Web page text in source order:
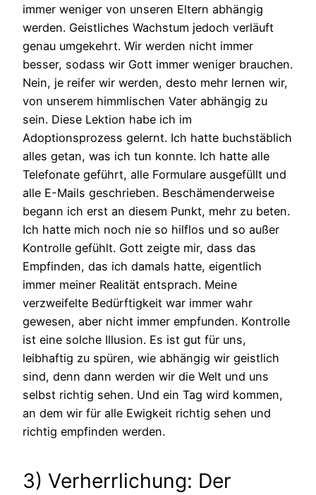
immer weniger von unseren Eltern abhängig
werden. Geistliches Wachstum jedoch verläuft
genau umgekehrt. Wir werden nicht immer
besser, sodass wir Gott immer weniger brauchen.
Nein, je reifer wir werden, desto mehr lernen wir,
von unserem himmlischen Vater abhängig zu
sein. Diese Lektion habe ich im
Adoptionsprozess gelernt. Ich hatte buchstäblich
alles getan, was ich tun konnte. Ich hatte alle
Telefonate geführt, alle Formulare ausgefüllt und
alle E-Mails geschrieben. Beschämenderweise
begann ich erst an diesem Punkt, mehr zu beten.
Ich hatte mich noch nie so hilflos und so außer
Kontrolle gefühlt. Gott zeigte mir, dass das
Empfinden, das ich damals hatte, eigentlich
immer meiner Realität entsprach. Meine
verzweifelte Bedürftigkeit war immer wahr
gewesen, aber nicht immer empfunden. Kontrolle
ist eine solche Illusion. Es ist gut für uns,
leibhaftig zu spüren, wie abhängig wir geistlich
sind, denn dann werden wir die Welt und uns
selbst richtig sehen. Und ein Tag wird kommen,
an dem wir für alle Ewigkeit richtig sehen und
richtig empfinden werden.
3) Verherrlichung: Der